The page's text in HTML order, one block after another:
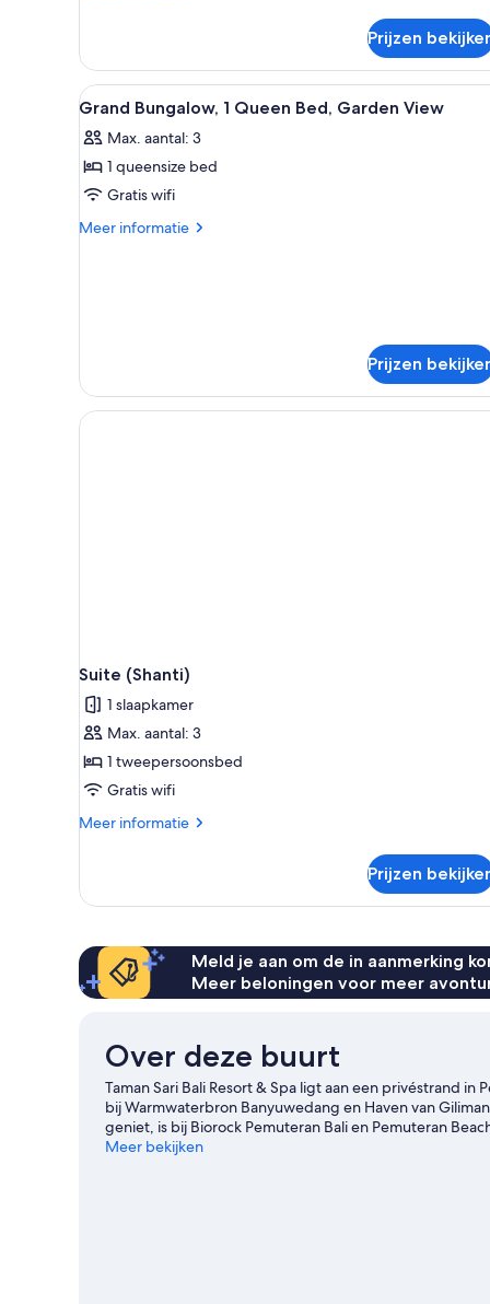
1
slaapkamer,
uitzicht
oceaan,
langs
strand
Prijzen
Alle
foto's
voor
Grand
Bungalow,
1
Een kamer met een bed, een
8
Grand Bungalow, 1 Queen Bed, Garden View
Max. aantal: 3
1 queensize bed
Gratis wifi
Meer informatie
Meer
Garden
View
Prijzen
Suite (Shanti)
1 slaapkamer
Max. aantal: 3
1 tweepersoonsbed
Gratis wifi
Meer informatie
Meer
(Shanti)
Prijzen
Meld je aan om de in aanmerking
Meer beloningen voor meer
Over deze buurt
Taman Sari Bali Resort & Spa ligt aan een privéstrand
bij Warmwaterbron Banyuwedang en Haven van
geniet, is bij Biorock Pemuteran Bali en Pemuteran
omgeving. Er zijn namelijk tal van faciliteiten in de
Meer bekijken